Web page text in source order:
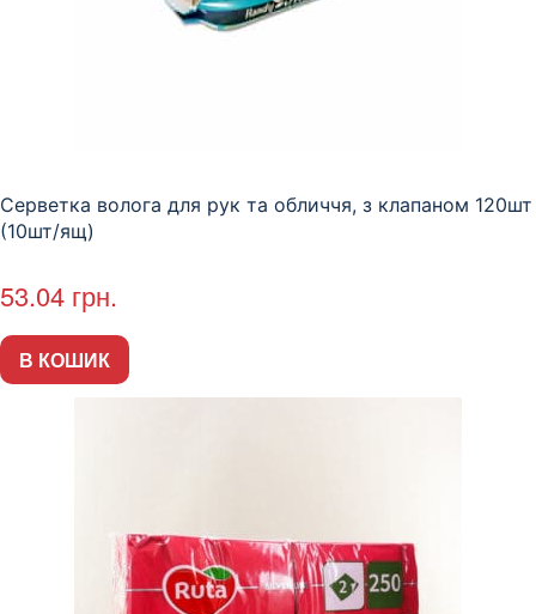
Серветка волога для рук та обличчя, з клапаном 120шт
(10шт/ящ)
53.04 грн.
В КОШИК